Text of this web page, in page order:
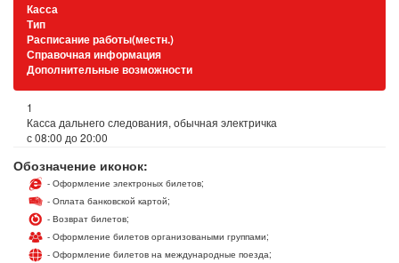
Касса
Тип
Расписание работы(местн.)
Справочная информация
Дополнительные возможности
1
Касса дальнего следования, обычная электричка
с 08:00 до 20:00
Обозначение иконок:
- Оформление электроных билетов;
- Оплата банковской картой;
- Возврат билетов;
- Оформление билетов организоваными группами;
- Оформление билетов на международные поезда;